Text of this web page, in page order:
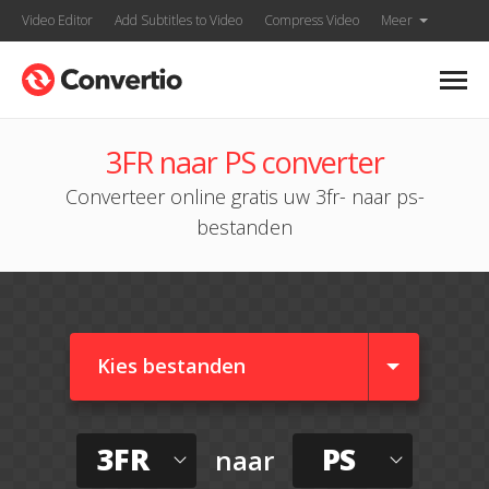
Video Editor Add Subtitles to Video Compress Video Meer
3FR naar PS converter
Converteer online gratis uw 3fr- naar ps-
bestanden
Kies bestanden
3FR naar PS